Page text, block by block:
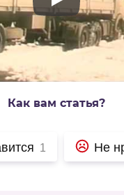
Как вам статья?
1 Не